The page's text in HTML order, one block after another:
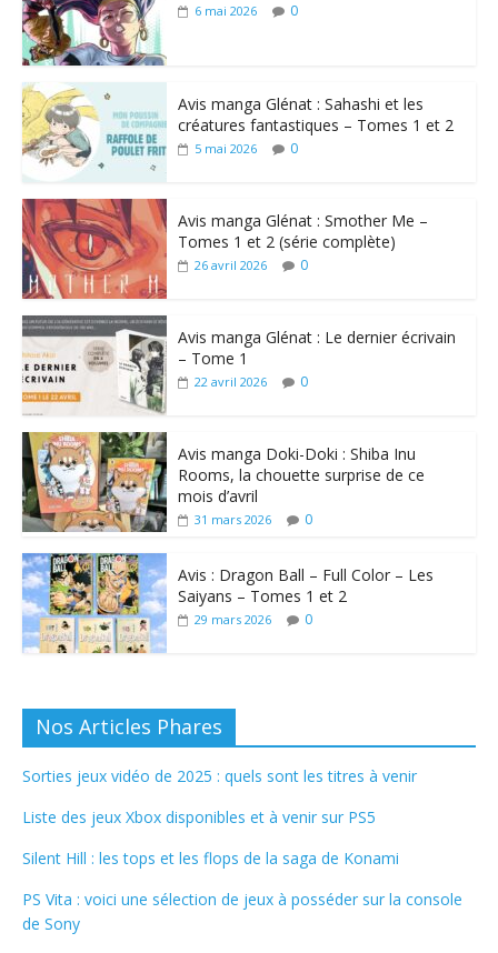
6 mai 2026 0
Avis manga Glénat : Sahashi et les
créatures fantastiques – Tomes 1 et 2
5 mai 2026 0
Avis manga Glénat : Smother Me –
Tomes 1 et 2 (série complète)
26 avril 2026 0
Avis manga Glénat : Le dernier écrivain
– Tome 1
22 avril 2026 0
Avis manga Doki-Doki : Shiba Inu
Rooms, la chouette surprise de ce
mois d’avril
31 mars 2026 0
Avis : Dragon Ball – Full Color – Les
Saiyans – Tomes 1 et 2
29 mars 2026 0
Nos Articles Phares
Sorties jeux vidéo de 2025 : quels sont les titres à venir
Liste des jeux Xbox disponibles et à venir sur PS5
Silent Hill : les tops et les flops de la saga de Konami
PS Vita : voici une sélection de jeux à posséder sur la console
de Sony